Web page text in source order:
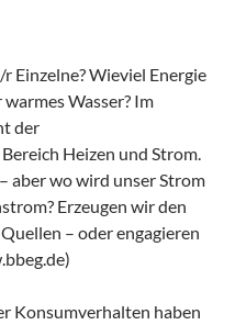
Einzelne? Wieviel Energie
Wasser? Im
der
Heizen und Strom.
aber wo wird unser Strom
Erzeugen wir den
– oder engagieren
Konsumverhalten haben